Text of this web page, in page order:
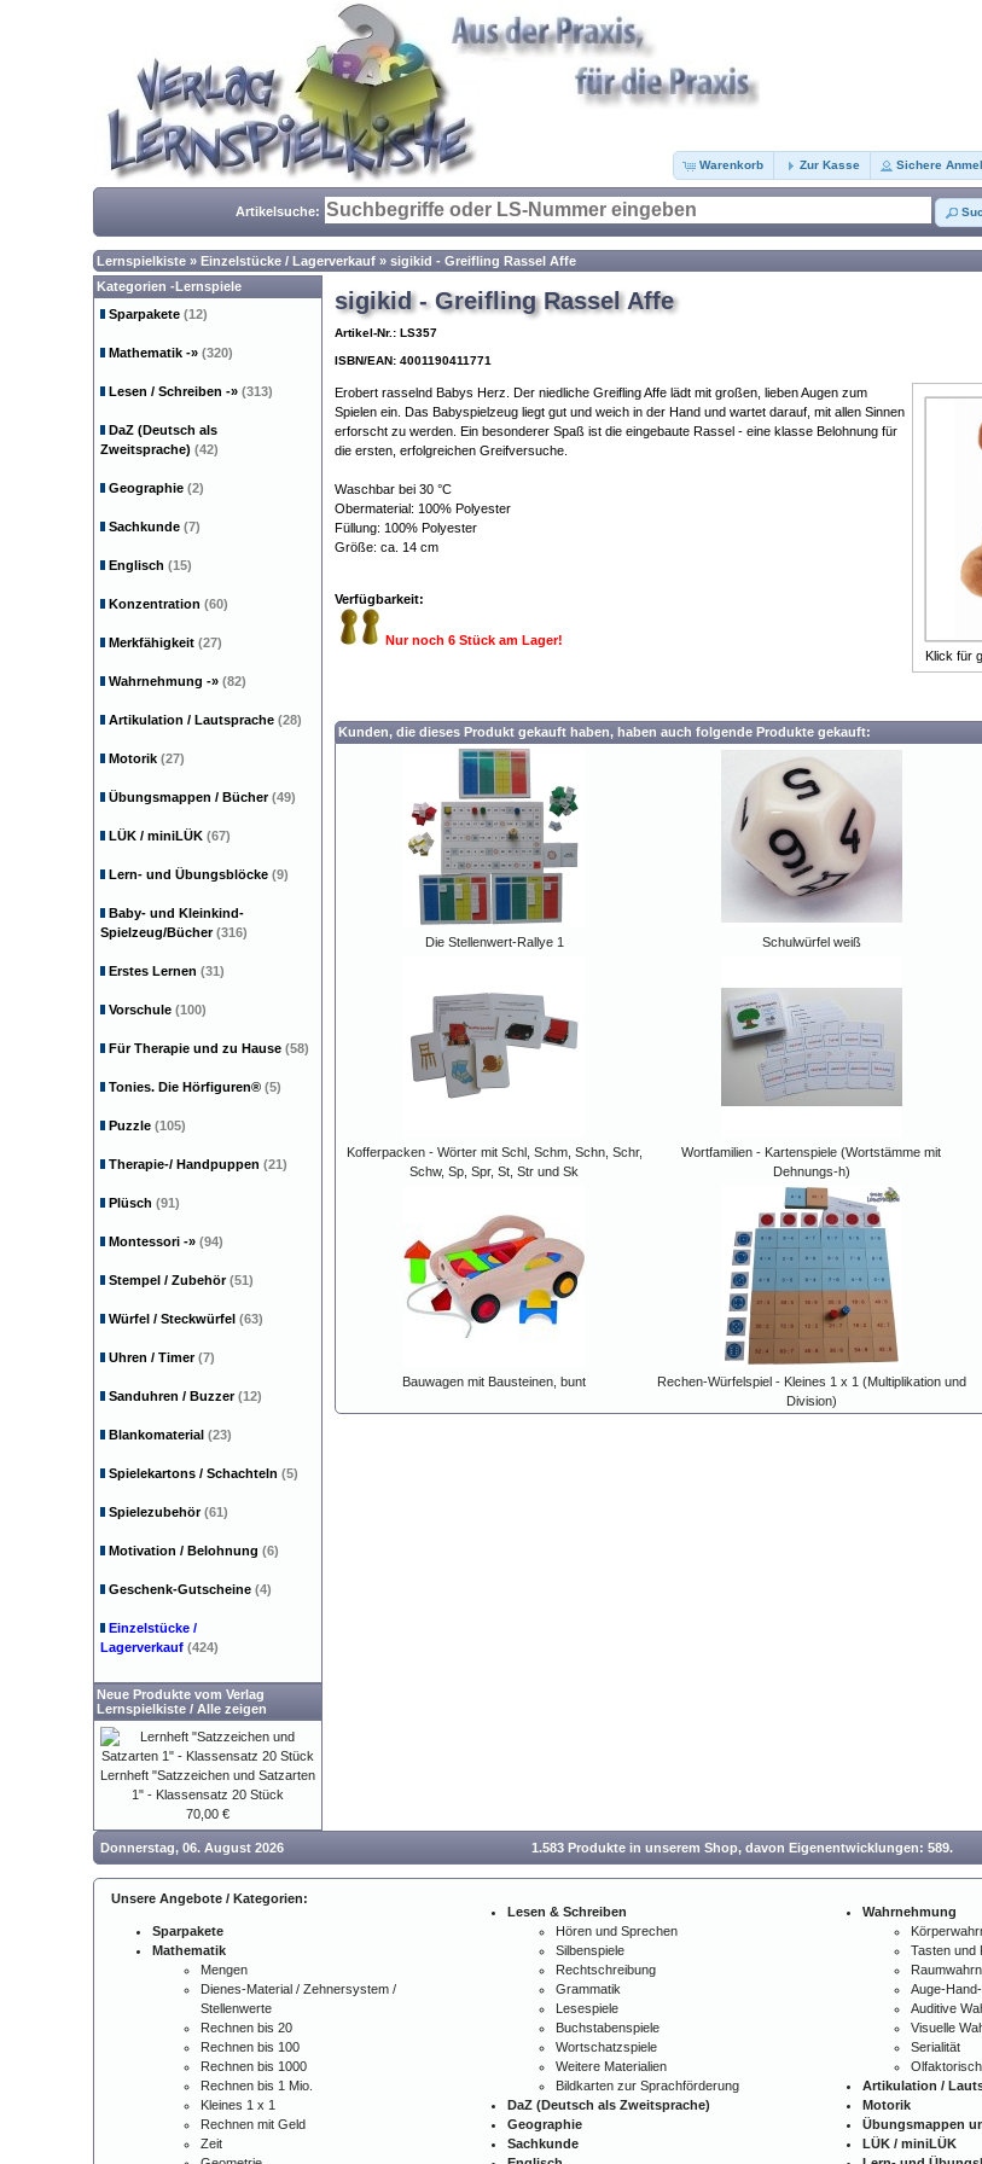
Warenkorb Zur Kasse Sichere
Artikelsuche:
Lernspielkiste » Einzelstücke / Lagerverkauf » sigikid - Greifling Rassel Affe
sigikid - Greifling Rassel Affe
Artikel-Nr.: LS357
ISBN/EAN: 4001190411771
Klick für
Erobert rasselnd Babys Herz. Der niedliche Greifling Affe lädt mit großen, lieben Augen zum
Spielen ein. Das Babyspielzeug liegt gut und weich in der Hand und wartet darauf, mit allen Sinnen
erforscht zu werden. Ein besonderer Spaß ist die eingebaute Rassel - eine klasse Belohnung für
die ersten, erfolgreichen Greifversuche.
Waschbar bei 30 °C
Obermaterial: 100% Polyester
Füllung: 100% Polyester
Größe: ca. 14 cm
Verfügbarkeit:
Nur noch 6 Stück am Lager!
Kunden, die dieses Produkt gekauft haben, haben auch folgende Produkte gekauft:
Die Stellenwert-Rallye 1 Schulwürfel weiß
Kofferpacken - Wörter mit Schl, Schm, Schn, Schr,
Schw, Sp, Spr, St, Str und Sk
Wortfamilien - Kartenspiele (Wortstämme mit
Dehnungs-h)
Bauwagen mit Bausteinen, bunt
Rechen-Würfelspiel - Kleines 1 x 1 (Multiplikation und
Division)
Kategorien -Lernspiele
Sparpakete (12)
Mathematik -» (320)
Lesen / Schreiben -» (313)
DaZ (Deutsch als
Zweitsprache) (42)
Geographie (2)
Sachkunde (7)
Englisch (15)
Konzentration (60)
Merkfähigkeit (27)
Wahrnehmung -» (82)
Artikulation / Lautsprache (28)
Motorik (27)
Übungsmappen / Bücher(49)
LÜK / miniLÜK (67)
Lern- und Übungsblöcke (9)
Baby- und Kleinkind-
Spielzeug/Bücher(316)
Erstes Lernen (31)
Vorschule (100)
Für Therapie und zu Hause (58)
Tonies. Die Hörfiguren® (5)
Puzzle (105)
Therapie-/ Handpuppen (21)
Plüsch (91)
Montessori -» (94)
Stempel / Zubehör(51)
Würfel / Steckwürfel (63)
Uhren / Timer(7)
Sanduhren / Buzzer(12)
Blankomaterial (23)
Spielekartons / Schachteln (5)
Spielezubehör(61)
Motivation / Belohnung (6)
Geschenk-Gutscheine (4)
Einzelstücke /
Lagerverkauf (424)
Neue Produkte vom Verlag
Lernspielkiste / Alle zeigen
Lernheft "Satzzeichen und Satzarten
1" - Klassensatz 20 Stück
70,00 €
Donnerstag, 06. August 2026 1.583 Produkte in unserem Shop, davon Eigenentwicklungen: 589.
Unsere Angebote / Kategorien:
Sparpakete
Mathematik
Mengen
Dienes-Material / Zehnersystem /
Stellenwerte
Rechnen bis 20
Rechnen bis 100
Rechnen bis 1000
Rechnen bis 1 Mio.
Kleines 1 x 1
Rechnen mit Geld
Zeit
Lesen & Schreiben
Hören und Sprechen
Silbenspiele
Rechtschreibung
Grammatik
Lesespiele
Buchstabenspiele
Wortschatzspiele
Weitere Materialien
Bildkarten zur Sprachförderung
DaZ (Deutsch als Zweitsprache)
Geographie
Sachkunde
Wahrnehmung
Tasten und
Auge-
Auditive
Visuelle
Serialität
Artikulation /
Motorik
Übungsmappen
LÜK / miniLÜK